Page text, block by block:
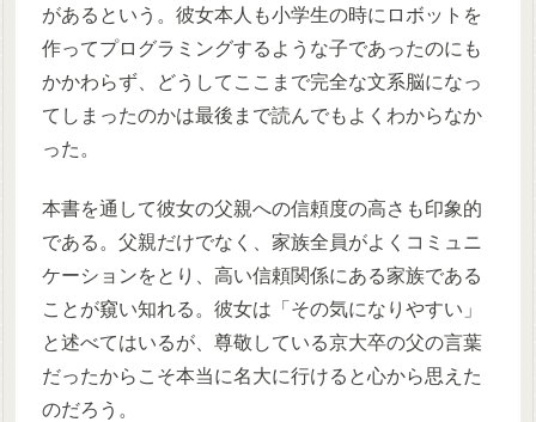
があるという。彼女本人も小学生の時にロボットを
作ってプログラミングするような子であったのにも
かかわらず、どうしてここまで完全な文系脳になっ
てしまったのかは最後まで読んでもよくわからなか
った。
本書を通して彼女の父親への信頼度の高さも印象的
である。父親だけでなく、家族全員がよくコミュニ
ケーションをとり、高い信頼関係にある家族である
ことが窺い知れる。彼女は「その気になりやすい」
と述べてはいるが、尊敬している京大卒の父の言葉
だったからこそ本当に名大に行けると心から思えた
のだろう。